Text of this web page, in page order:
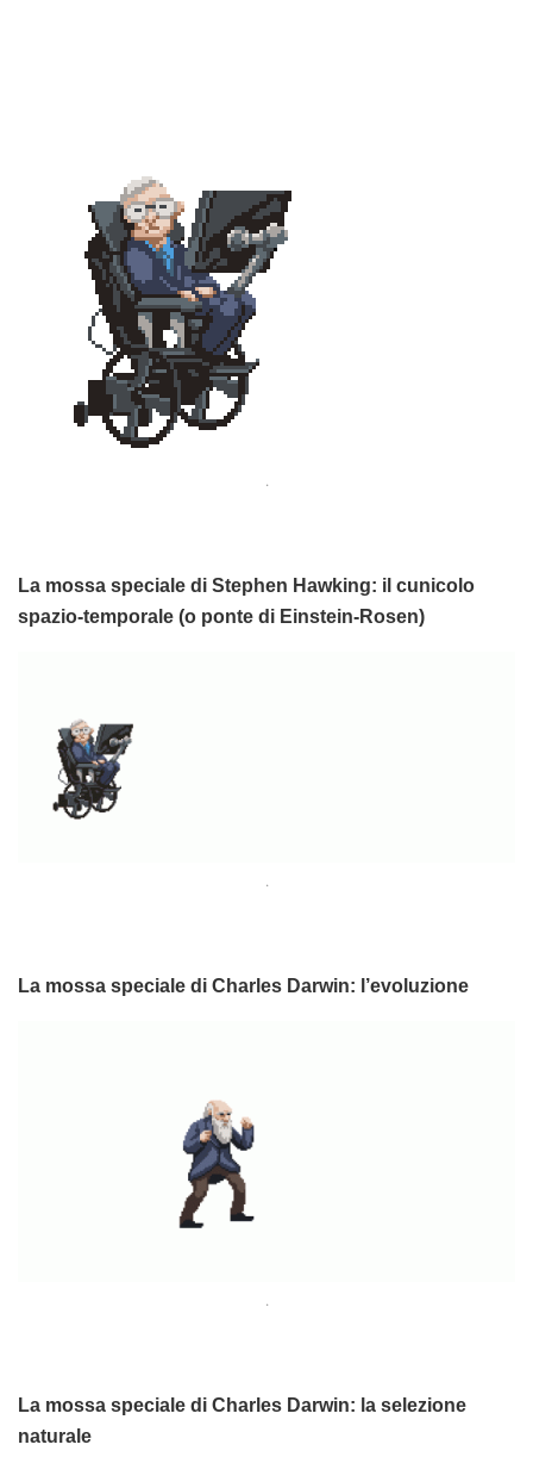
.
La mossa speciale di Stephen Hawking: il cunicolo
spazio-temporale (o ponte di Einstein-Rosen)
.
La mossa speciale di Charles Darwin: l’evoluzione
.
La mossa speciale di Charles Darwin: la selezione
naturale